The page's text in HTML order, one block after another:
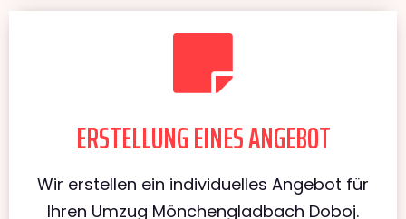
ERSTELLUNG EINES ANGEBOT
Wir erstellen ein individuelles Angebot für
Ihren Umzug Mönchengladbach Doboj.